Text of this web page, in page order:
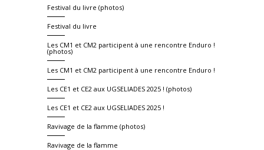
Festival du livre (photos)
Festival du livre
Les CM1 et CM2 participent à une rencontre Enduro !
(photos)
Les CM1 et CM2 participent à une rencontre Enduro !
Les CE1 et CE2 aux UGSELIADES 2025 ! (photos)
Les CE1 et CE2 aux UGSELIADES 2025 !
Ravivage de la flamme (photos)
Ravivage de la flamme